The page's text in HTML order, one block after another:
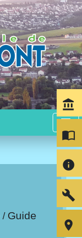
menu
/ Guide
account_balance
import_contacts
info
build
room